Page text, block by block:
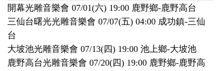
開幕光雕音樂會 07/01(六) 19:00 鹿野鄉-鹿野高台
三仙台曙光光雕音樂會 07/07(五) 04:00 成功鎮-三仙
台
大坡池光雕音樂會 07/13(四) 19:00 池上鄉-大坡池
鹿野高台光雕音樂會 07/20(四) 19:00 鹿野鄉-鹿野高